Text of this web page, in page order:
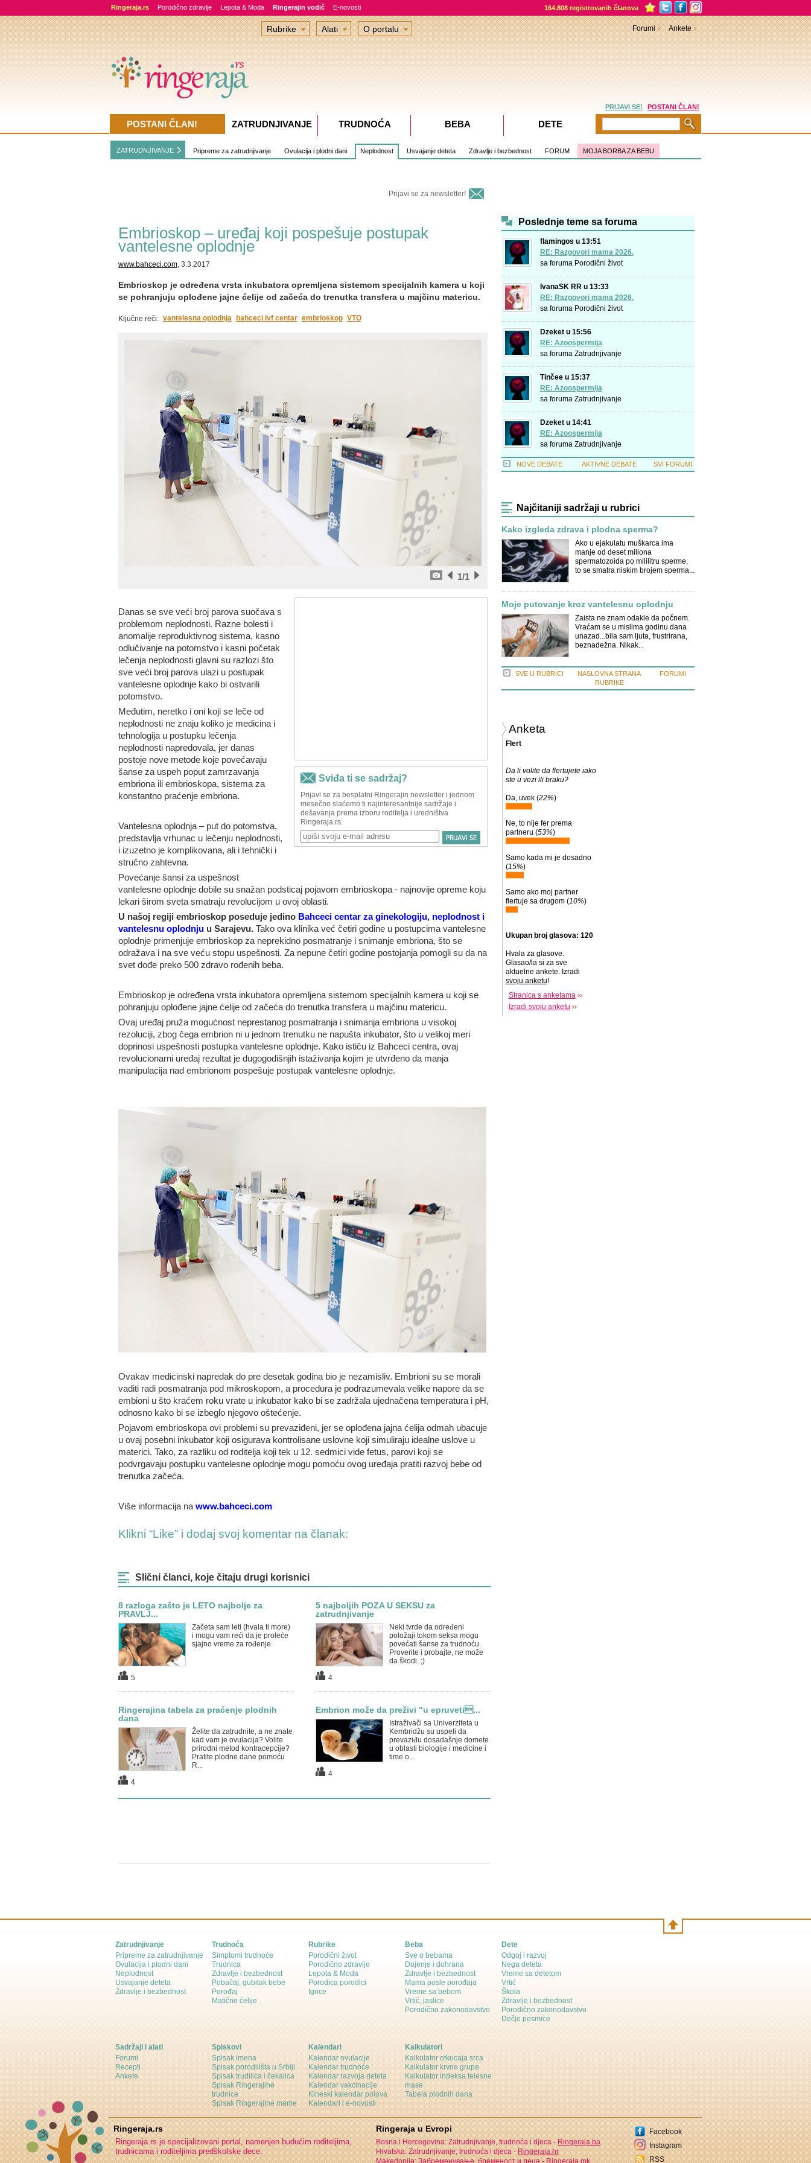
Ringeraja.rs Porodično zdravlje Lepota & Moda Ringerajin vodič E-novosti 164.808 registrovanih članova
ZATRUDNJIVANJE Pripreme za zatrudnjivanje Ovulacija i plodni dani Neplodnost Usvajanje deteta Zdravlje i bezbednost FORUM MOJA BORBA ZA BEBU
Prijavi se za newsletter!
Embrioskop – uređaj koji pospešuje postupak
vantelesne oplodnje
www.bahceci.com, 3.3.2017
Embrioskop je određena vrsta inkubatora opremljena sistemom specijalnih kamera u koji
se pohranjuju oplođene jajne ćelije od začeća do trenutka transfera u majčinu matericu.
Ključne reči: vantelesna oplodnja bahceci ivf centar embrioskop VTO
/1
1
Danas se sve veći broj parova suočava s
problemom neplodnosti. Razne bolesti i
anomalije reproduktivnog sistema, kasno
odlučivanje na potomstvo i kasni početak
lečenja neplodnosti glavni su razlozi što
sve veći broj parova ulazi u postupak
vantelesne oplodnje kako bi ostvarili
potomstvo.
Međutim, neretko i oni koji se leče od
neplodnosti ne znaju koliko je medicina i
tehnologija u postupku lečenja
neplodnosti napredovala, jer danas
postoje nove metode koje povećavaju
šanse za uspeh poput zamrzavanja
embriona ili embrioskopa, sistema za
konstantno praćenje embriona.
Vantelesna oplodnja – put do potomstva,
predstavlja vrhunac u lečenju neplodnosti,
i izuzetno je komplikovana, ali i tehnički i
stručno zahtevna.
Povećanje šansi za uspešnost
vantelesne oplodnje dobile su snažan podsticaj pojavom embrioskopa - najnovije opreme koju
lekari širom sveta smatraju revolucijom u ovoj oblasti.
U našoj regiji embrioskop poseduje jedino Bahceci centar za ginekologiju, neplodnost i
vantelesnu oplodnjuu Sarajevu.Tako ova klinika već četiri godine u postupcima vantelesne
oplodnje primenjuje embrioskop za neprekidno posmatranje i snimanje embriona, što se
odražava i na sve veću stopu uspešnosti. Za nepune četiri godine postojanja pomogli su da na
svet dođe preko 500 zdravo rođenih beba.
Embrioskop je određena vrsta inkubatora opremljena sistemom specijalnih kamera u koji se
pohranjuju oplođene jajne ćelije od začeća do trenutka transfera u majčinu matericu.
Ovaj uređaj pruža mogućnost neprestanog posmatranja i snimanja embriona u visokoj
rezoluciji, zbog čega embrion ni u jednom trenutku ne napušta inkubator, što u velikoj meri
doprinosi uspešnosti postupka vantelesne oplodnje. Kako ističu iz Bahceci centra, ovaj
revolucionarni uređaj rezultat je dugogodišnjih istaživanja kojim je utvrđeno da manja
manipulacija nad embrionom pospešuje postupak vantelesne oplodnje.
Ovakav medicinski napredak do pre desetak godina bio je nezamisliv. Embrioni su se morali
vaditi radi posmatranja pod mikroskopom, a procedura je podrazumevala velike napore da se
embioni u što kraćem roku vrate u inkubator kako bi se zadržala ujednačena temperatura i pH,
odnosno kako bi se izbeglo njegovo oštećenje.
Pojavom embrioskopa ovi problemi su prevaziđeni, jer se oplođena jajna ćelija odmah ubacuje
u ovaj posebni inkubator koji osigurava kontrolisane uslovne koji simuliraju idealne uslove u
materici. Tako, za razliku od roditelja koji tek u 12. sedmici vide fetus, parovi koji se
podvrgavaju postupku vantelesne oplodnje mogu pomoću ovog uređaja pratiti razvoj bebe od
trenutka začeća.
Više informacija na www.bahceci.com
Klikni “Like” i dodaj svoj komentar na članak:
Slični članci, koje čitaju drugi korisnici
8 razloga zašto je LETO najbolje za
PRAVLJ...
Začeta sam leti (hvala ti more)
i mogu vam reći da je proleće
sjajno vreme za rođenje.
5
5 najboljih POZA U SEKSU za
zatrudnjivanje
Neki tvrde da određeni
položaji tokom seksa mogu
povećati šanse za trudnoću.
Proverite i probajte, ne može
da škodi. ;)
4
Ringerajina tabela za praćenje plodnih
dana
Želite da zatrudnite, a ne znate
kad vam je ovulacija? Volite
prirodni metod kontracepcije?
Pratite plodne dane pomoću
R...
4
Embrion može da preživi "u epruveti...
Istraživači sa Univerziteta u
Kembridžu su uspeli da
prevaziđu dosadašnje domete
u oblasti biologije i medicine i
time o...
4
Poslednje teme sa foruma
flamingos u 13:51
RE: Razgovori mama 2026.
sa foruma Porodični život
IvanaSK RR u 13:33
RE: Razgovori mama 2026.
sa foruma Porodični život
Dzeket u 15:56
RE: Azoospermija
sa foruma Zatrudnjivanje
Tinčee u 15:37
RE: Azoospermija
sa foruma Zatrudnjivanje
Dzeket u 14:41
RE: Azoospermija
sa foruma Zatrudnjivanje
NOVE DEBATE AKTIVNE DEBATE SVI FORUMI
Najčitaniji sadržaji u rubrici
Kako izgleda zdrava i plodna sperma?
Ako u ejakulatu muškarca ima
manje od deset miliona
spermatozoida po mililitru sperme,
to se smatra niskim brojem sperma...
Moje putovanje kroz vantelesnu oplodnju
Zaista ne znam odakle da počnem.
Vraćam se u mislima godinu dana
unazad...bila sam ljuta, frustrirana,
beznadežna. Nikak...
SVE U RUBRICI
NASLOVNA STRANA
RUBRIKE
FORUMI
Anketa
Flert
Da li volite da flertujete iako
ste u vezi ili braku?
Da, uvek (22%)
Ne, to nije fer prema
partneru (53%)
Samo kada mi je dosadno
(15%)
Samo ako moj partner
flertuje sa drugom (10%)
Ukupan broj glasova: 120
Hvala za glasove.
Glasao/la si za sve
aktuelne ankete. Izradi
svoju anketu!
Stranica s anketama
Izradi svoju anketu
Rubrike Alati O portalu Forumi Ankete
PRIJAVI SE! POSTANI ČLAN!
POSTANI ČLAN! ZATRUDNJIVANJE TRUDNOĆA BEBA DETE
Zatrudnjivanje
Pripreme za zatrudnjivanje
Ovulacija i plodni dani
Neplodnost
Usvajanje deteta
Zdravlje i bezbednost
Trudnoća
Simptomi trudnoće
Trudnica
Zdravlje i bezbednost
Pobačaj, gubitak bebe
Porođaj
Matične ćelije
Rubrike
Porodični život
Porodično zdravlje
Lepota & Moda
Porodica porodici
Igrice
Beba
Sve o bebama
Dojenje i dohrana
Zdravlje i bezbednost
Mama posle porođaja
Vreme sa bebom
Vrtić, jaslice
Porodično zakonodavstvo
Dete
Odgoj i razvoj
Nega deteta
Vreme sa detetom
Vrtić
Škola
Zdravlje i bezbednost
Porodično zakonodavstvo
Dečje pesmice
Sadržaji i alati
Forumi
Recepti
Ankete
Spiskovi
Spisak imena
Spisak porodilišta u Srbiji
Spisak trudilica i čekalica
Spisak Ringerajine
trudnice
Spisak Ringerajine mame
Kalendari
Kalendar ovulacije
Kalendar trudnoće
Kalendar razvoja deteta
Kalendar vakcinacije
Kineski kalendar polova
Kalendari i e-novosti
Kalkulatori
Kalkulator otkucaja srca
Kalkulator krvne grupe
Kalkulator indeksa telesne
mase
Tabela plodnih dana
Ringeraja.rs
Ringeraja.rs je specijalizovani portal, namenjen budućim roditeljima,
trudnicama i roditeljima predškolske dece.
Ringeraja u Evropi
Bosna i Hercegovina: Zatrudnjivanje, trudnoća i djeca -Ringeraja.ba
Hrvatska: Zatrudnjivanje, trudnoća i djeca -Ringeraja.hr
Makedonija: Забременување, бременост и деца -Ringeraja.mk
Facebook
Instagram
RSS